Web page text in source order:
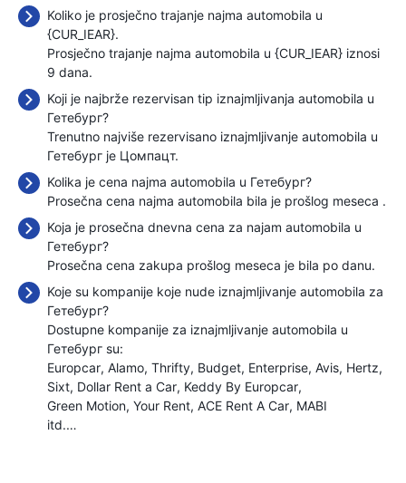
Koliko je prosječno trajanje najma automobila u
{CUR_IEAR}.
Prosječno trajanje najma automobila u {CUR_IEAR} iznosi
9 dana.
Koji je najbrže rezervisan tip iznajmljivanja automobila u
Гетебург?
Trenutno najviše rezervisano iznajmljivanje automobila u
Гетебург je Цомпацт.
Kolika je cena najma automobila u Гетебург?
Prosečna cena najma automobila bila je prošlog meseca .
Koja je prosečna dnevna cena za najam automobila u
Гетебург?
Prosečna cena zakupa prošlog meseca je bila po danu.
Koje su kompanije koje nude iznajmljivanje automobila za
Гетебург?
Dostupne kompanije za iznajmljivanje automobila u
Гетебург su:
Europcar Alamo Thrifty Budget Enterprise Avis Hertz
Sixt Dollar Rent a Car Keddy By Europcar
Green Motion Your Rent ACE Rent A Car MABI
itd.…